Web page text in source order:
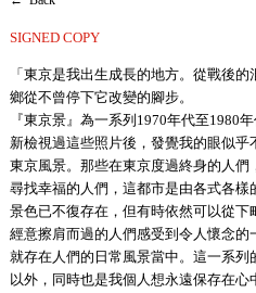
SIGNED COPY
「東京是我出生成長的地方。從戰後
鄉從不曾停下它改變的腳步。
『東京景』為一系列1970年代至1980
新檢視過這些照片後，發覺我的眼似
東京風景。那些在東京度過終身的人
尋找幸福的人們，這都市是由各式各
景色已不復存在，但有時依然可以從
經意擦肩而過的人們感受到令人懷念
就存在人們的日常風景當中。這一系
以外，同時也是我個人想永遠保存在心